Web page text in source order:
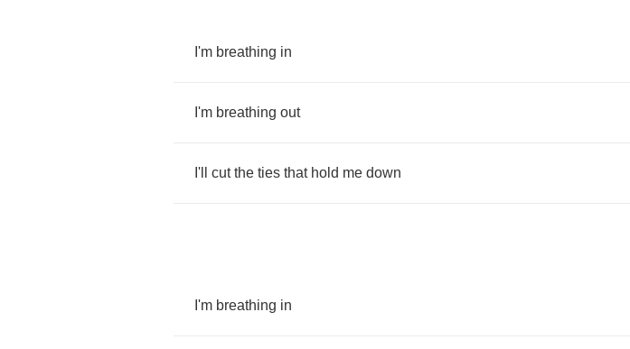
I'm breathing in
I'm breathing out
I'll cut the ties that hold me down
I'm breathing in